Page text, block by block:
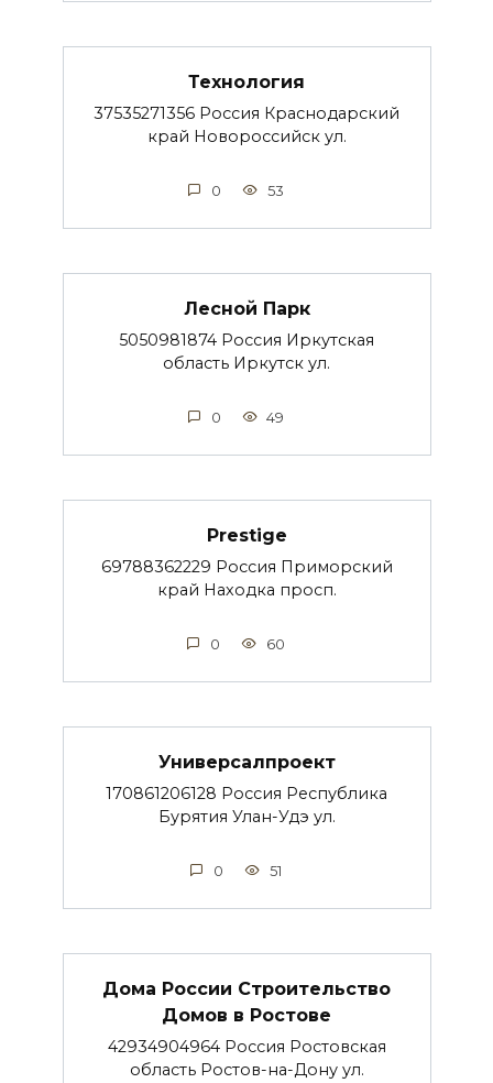
Технология
37535271356 Россия Краснодарский
край Новороссийск ул.
0 53
Лесной Парк
5050981874 Россия Иркутская
область Иркутск ул.
0 49
Prestige
69788362229 Россия Приморский
край Находка просп.
0 60
Универсалпроект
170861206128 Россия Республика
Бурятия Улан-Удэ ул.
0 51
Дома России Строительство
Домов в Ростове
42934904964 Россия Ростовская
область Ростов-на-Дону ул.